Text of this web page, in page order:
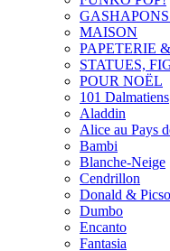
MAISON
PAPETERIE
STATUES,
POUR NOËL
101 Dalmatiens
Aladdin
Alice au Pays
Bambi
Blanche-Neige
Cendrillon
Donald &
Dumbo
Encanto
Fantasia